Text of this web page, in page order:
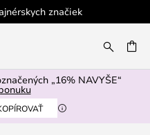
značiek
„16% NAVYŠE“